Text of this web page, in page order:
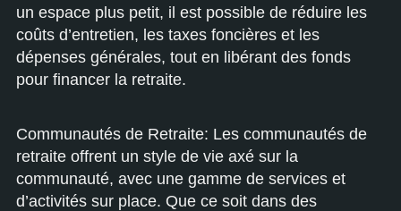
un espace plus petit, il est possible de réduire les
coûts d’entretien, les taxes foncières et les
dépenses générales, tout en libérant des fonds
pour financer la retraite.
Communautés de Retraite: Les communautés de
retraite offrent un style de vie axé sur la
communauté, avec une gamme de services et
d’activités sur place. Que ce soit dans des